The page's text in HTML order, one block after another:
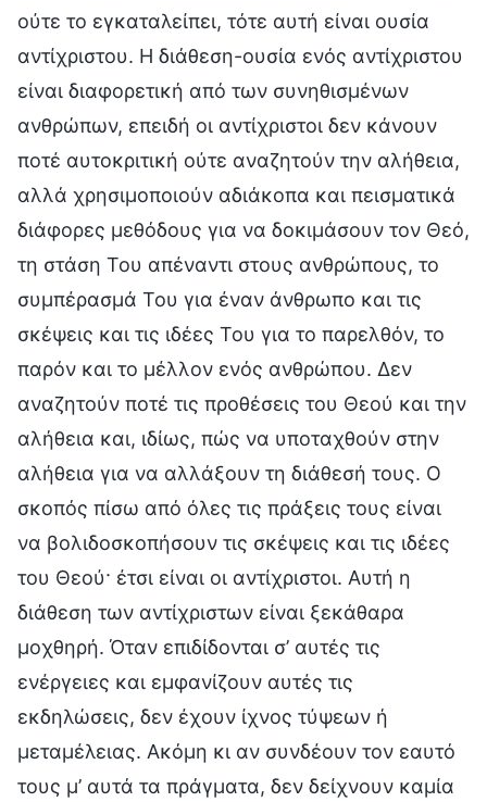
ούτε το εγκαταλείπει, τότε αυτή είναι ουσία
αντίχριστου. Η διάθεση-ουσία ενός αντίχριστου
είναι διαφορετική από των συνηθισμένων
ανθρώπων, επειδή οι αντίχριστοι δεν κάνουν
ποτέ αυτοκριτική ούτε αναζητούν την αλήθεια,
αλλά χρησιμοποιούν αδιάκοπα και πεισματικά
διάφορες μεθόδους για να δοκιμάσουν τον Θεό,
τη στάση Του απέναντι στους ανθρώπους, το
συμπέρασμά Του για έναν άνθρωπο και τις
σκέψεις και τις ιδέες Του για το παρελθόν, το
παρόν και το μέλλον ενός ανθρώπου. Δεν
αναζητούν ποτέ τις προθέσεις του Θεού και την
αλήθεια και, ιδίως, πώς να υποταχθούν στην
αλήθεια για να αλλάξουν τη διάθεσή τους. Ο
σκοπός πίσω από όλες τις πράξεις τους είναι
να βολιδοσκοπήσουν τις σκέψεις και τις ιδέες
του Θεού· έτσι είναι οι αντίχριστοι. Αυτή η
διάθεση των αντίχριστων είναι ξεκάθαρα
μοχθηρή. Όταν επιδίδονται σ’ αυτές τις
ενέργειες και εμφανίζουν αυτές τις
εκδηλώσεις, δεν έχουν ίχνος τύψεων ή
μεταμέλειας. Ακόμη κι αν συνδέουν τον εαυτό
τους μ’ αυτά τα πράγματα, δεν δείχνουν καμία